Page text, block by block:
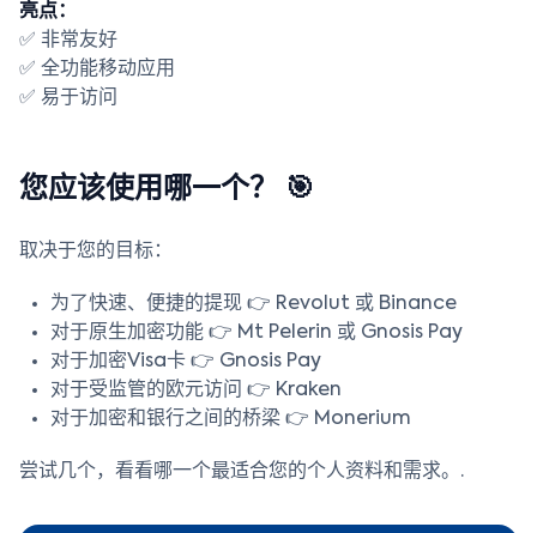
亮点：
✅ 非常友好
✅ 全功能移动应用
✅ 易于访问
您应该使用哪一个？ 🎯
取决于您的目标：
为了快速、便捷的提现 👉 Revolut 或 Binance
对于原生加密功能 👉 Mt Pelerin 或 Gnosis Pay
对于加密Visa卡 👉 Gnosis Pay
对于受监管的欧元访问 👉 Kraken
对于加密和银行之间的桥梁 👉 Monerium
尝试几个，看看哪一个最适合您的个人资料和需求。.